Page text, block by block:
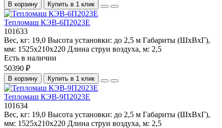
В корзину Купить в 1 клик
Тепломаш КЭВ-6П2023Е
101633
Вес, кг: 19,0 Высота установки: до 2,5 м Габариты (ШхВхГ),
мм: 1525x210x220 Длина струи воздуха, м: 2,5
Есть в наличии
50390 ₽
В корзину Купить в 1 клик
Тепломаш КЭВ-9П2023Е
101634
Вес, кг: 19,0 Высота установки: до 2,5 м Габариты (ШхВхГ),
мм: 1525x210x220 Длина струи воздуха, м: 2,5